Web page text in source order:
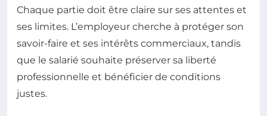
Chaque partie doit être claire sur ses attentes et
ses limites. L’employeur cherche à protéger son
savoir-faire et ses intérêts commerciaux, tandis
que le salarié souhaite préserver sa liberté
professionnelle et bénéficier de conditions
justes.